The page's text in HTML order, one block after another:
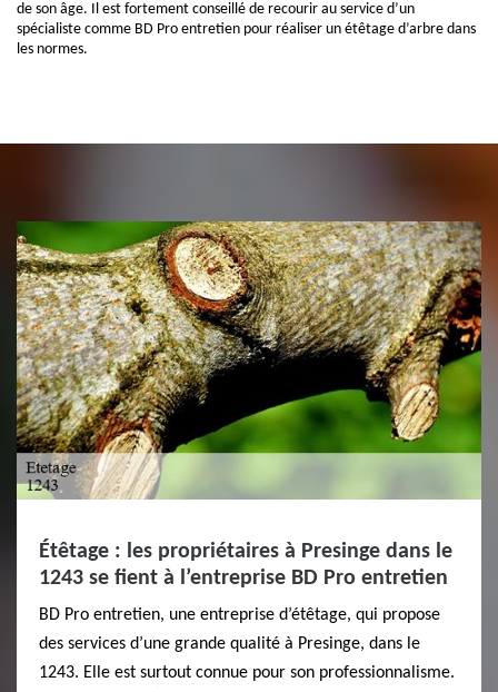
de son âge. Il est fortement conseillé de recourir au service d’un
spécialiste comme BD Pro entretien pour réaliser un étêtage d’arbre dans
les normes.
Étêtage : les propriétaires à Presinge dans le
1243 se fient à l’entreprise BD Pro entretien
BD Pro entretien, une entreprise d’étêtage, qui propose
des services d’une grande qualité à Presinge, dans le
1243. Elle est surtout connue pour son professionnalisme.